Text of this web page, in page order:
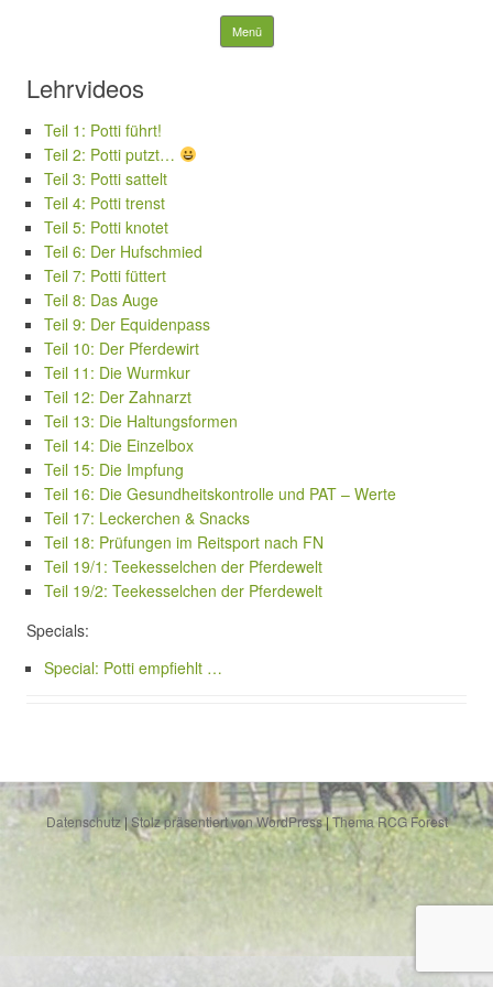
Reitschule Brucher Hof
Menü Springe zum Inhalt
Lehrvideos
Teil 1: Potti führt!
Teil 2: Potti putzt…
Teil 3: Potti sattelt
Teil 4: Potti trenst
Teil 5: Potti knotet
Teil 6: Der Hufschmied
Teil 7: Potti füttert
Teil 8: Das Auge
Teil 9: Der Equidenpass
Teil 10: Der Pferdewirt
Teil 11: Die Wurmkur
Teil 12: Der Zahnarzt
Teil 13: Die Haltungsformen
Teil 14: Die Einzelbox
Teil 15: Die Impfung
Teil 16: Die Gesundheitskontrolle und PAT – Werte
Teil 17: Leckerchen & Snacks
Teil 18: Prüfungen im Reitsport nach FN
Teil 19/1: Teekesselchen der Pferdewelt
Teil 19/2: Teekesselchen der Pferdewelt
Specials:
Special: Potti empfiehlt …
Datenschutz|Stolz präsentiert von WordPress|Thema RCG Forest